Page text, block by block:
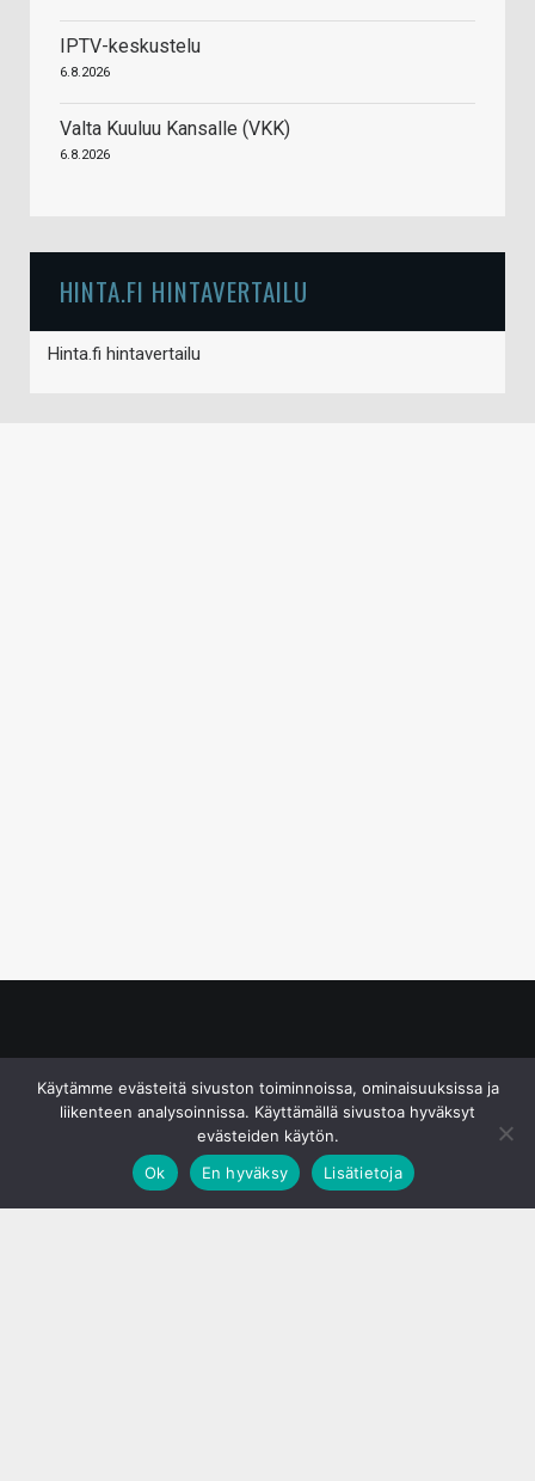
IPTV-keskustelu
6.8.2026
Valta Kuuluu Kansalle (VKK)
6.8.2026
HINTA.FI HINTAVERTAILU
Hinta.fi hintavertailu
Käytämme evästeitä sivuston toiminnoissa, ominaisuuksissa ja
liikenteen analysoinnissa. Käyttämällä sivustoa hyväksyt
evästeiden käytön.
Ok
En hyväksy Lisätietoja